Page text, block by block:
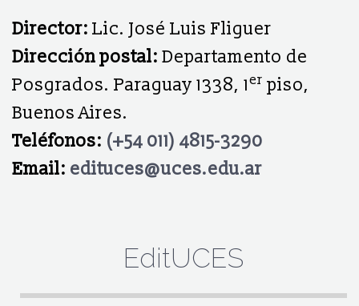
Director: Lic. José Luis Fliguer
Dirección postal: Departamento de
Posgrados. Paraguay 1338, 1er piso,
Buenos Aires.
Teléfonos: (+54 011) 4815-3290
Email: edituces@uces.edu.ar
EditUCES